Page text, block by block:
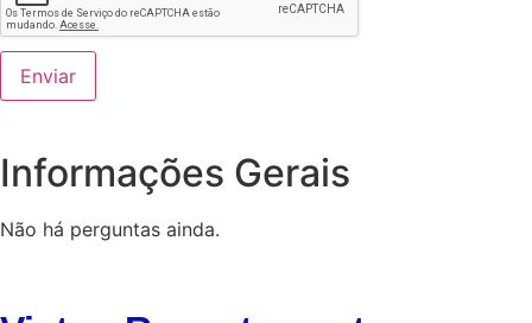
Informações Gerais
Não há perguntas ainda.